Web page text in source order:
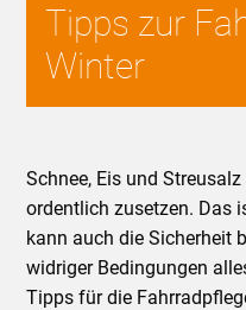
Tipps zur
Winter
Schnee, Eis und
ordentlich zusetzen. Das
kann auch die Sicherheit
widriger Bedingungen
Tipps für die